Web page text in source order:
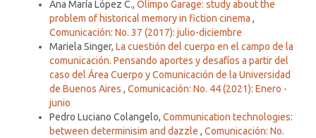
Ana María López C., Olimpo Garage: study about the
problem of historical memory in fiction cinema ,
Comunicación: No. 37 (2017): julio-diciembre
Mariela Singer, La cuestión del cuerpo en el campo de la
comunicación. Pensando aportes y desafíos a partir del
caso del Área Cuerpo y Comunicación de la Universidad
de Buenos Aires , Comunicación: No. 44 (2021): Enero -
junio
Pedro Luciano Colangelo, Communication technologies:
between determinisim and dazzle , Comunicación: No.